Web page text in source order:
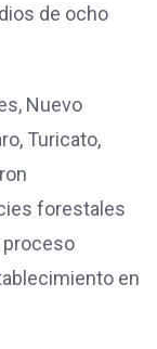
de ocho
Nuevo
Turicato,
forestales
proceso
en